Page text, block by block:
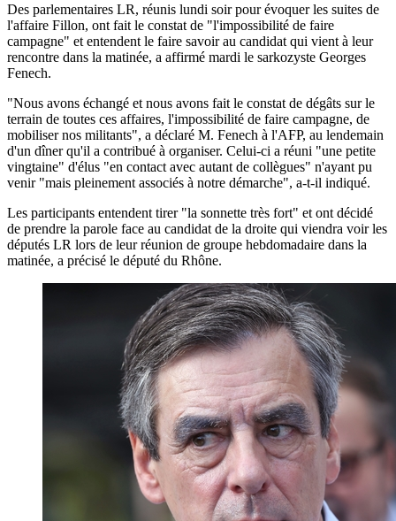
Des parlementaires LR, réunis lundi soir pour évoquer les suites de
l'affaire Fillon, ont fait le constat de "l'impossibilité de faire
campagne" et entendent le faire savoir au candidat qui vient à leur
rencontre dans la matinée, a affirmé mardi le sarkozyste Georges
Fenech.
"Nous avons échangé et nous avons fait le constat de dégâts sur le
terrain de toutes ces affaires, l'impossibilité de faire campagne, de
mobiliser nos militants", a déclaré M. Fenech à l'AFP, au lendemain
d'un dîner qu'il a contribué à organiser. Celui-ci a réuni "une petite
vingtaine" d'élus "en contact avec autant de collègues" n'ayant pu
venir "mais pleinement associés à notre démarche", a-t-il indiqué.
Les participants entendent tirer "la sonnette très fort" et ont décidé
de prendre la parole face au candidat de la droite qui viendra voir les
députés LR lors de leur réunion de groupe hebdomadaire dans la
matinée, a précisé le député du Rhône.